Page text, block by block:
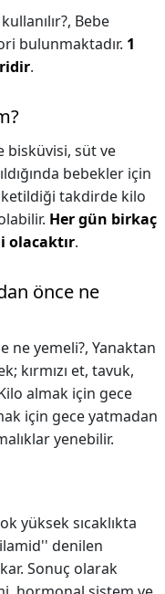
Bebe
bulunmaktadır. 1
.
bisküvisi, süt ve
bebekler için
takdirde kilo
Her gün birkaç
olacaktır.
önce ne
ne yemeli?, Yanaktan
kırmızı et, tavuk,
almak için gece
için gece yatmadan
yenebilir.
yüksek sıcaklıkta
denilen
Sonuç olarak